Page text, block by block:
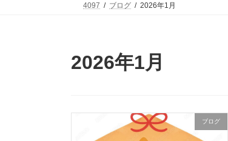
4097 ブログ 2026年1月
2026年1月
ブログ